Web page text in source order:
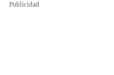
Publicidad